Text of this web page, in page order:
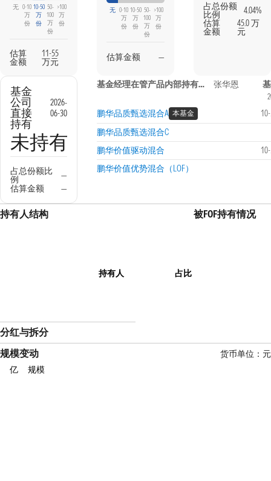
无 0-10
万
份
10-50
万
份
50-
100
万
份
>100
万
份
估算
金额
11-55
万元
无 0-10
万
份
10-50
万
份
50-
100
万
份
>100
万
份
估算金额 —
占总份额
比例
4.04%
估算
金额
45.0 万
元
基金
公司
直接
持有
2026-
06-30
未持有
占总份额比
例
—
估算金额
—
基金经理在管产品内部持有信息 张华恩
鹏华品质甄选混合A 本基金
鹏华品质甄选混合C
鹏华价值驱动混合
鹏华价值优势混合（LOF）
持有人结构
持有人 占比
被FOF持有情况
分红与拆分
规模变动
货币单位：元
亿
规模